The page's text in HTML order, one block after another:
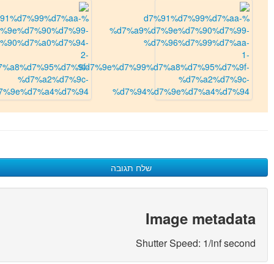
שלח תגובה
כתיבת תגובה
האימייל לא יוצג באתר.(
*) שדות חובה מסומנים
שם*
Image metadata
Shutter Speed: 1/inf second